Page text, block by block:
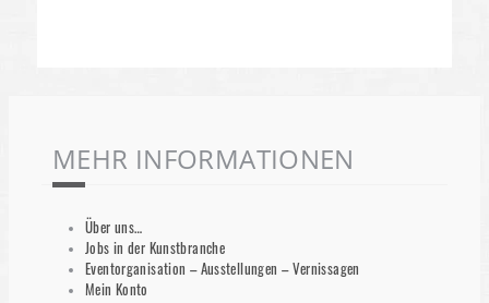
MEHR INFORMATIONEN
Über uns…
Jobs in der Kunstbranche
Eventorganisation – Ausstellungen – Vernissagen
Mein Konto